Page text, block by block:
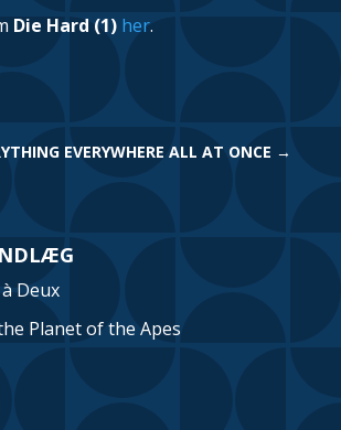
Die Hard (1) her.
EVERYWHERE ALL AT ONCE →
Deux
Planet of the Apes